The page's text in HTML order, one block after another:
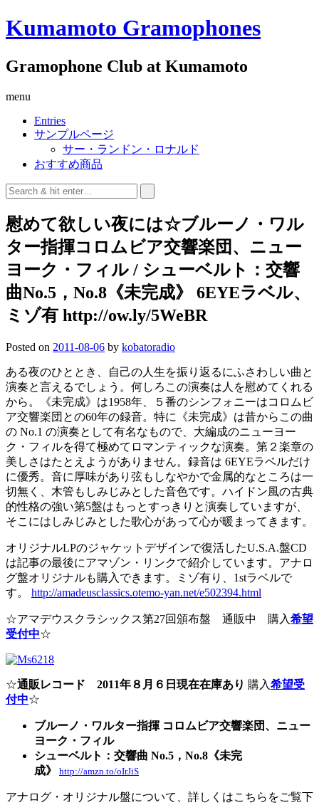
Kumamoto Gramophones
Gramophone Club at Kumamoto
menu
Entries
サンプルページ
サー・ランドン・ロナルド
おすすめ商品
慰めて欲しい夜には☆ブルーノ・ワル
ター指揮コロムビア交響楽団、ニュー
ヨーク・フィル / シューベルト：交響
曲No.5，No.8《未完成》 6EYEラベル、
ミゾ有 http://ow.ly/5WeBR
Posted on 2011-08-06 by kobatoradio
ある夜のひととき、自己の人生を振り返るにふさわしい曲と
演奏と言えるでしょう。何しろこの演奏は人を慰めてくれる
から。《未完成》は1958年、５番のシンフォニーはコロムビ
ア交響楽団との60年の録音。特に《未完成》は昔からこの曲
の No.1 の演奏として有名なもので、大編成のニューヨー
ク・フィルを得て極めてロマンティックな演奏。第２楽章の
美しさはたとえようがありません。録音は 6EYEラベルだけ
に優秀。音に厚味があり弦もしなやかで金属的なところは一
切無く、木管もしみじみとした音色です。ハイドン風の古典
的性格の強い第5盤はもっとすっきりと演奏していますが、
そこにはしみじみとした歌心があって心が暖まってきます。
オリジナルLPのジャケットデザインで復活したU.S.A.盤CD
は記事の最後にアマゾン・リンクで紹介しています。アナロ
グ盤オリジナルも購入できます。ミゾ有り、1stラベルで
す。 http://amadeusclassics.otemo-yan.net/e502394.html
☆アマデウスクラシックス第27回頒布盤 通販中 購入希望
受付中☆
☆通販レコード 2011年８月６日現在在庫あり 購入希望受
付中☆
ブルーノ・ワルター指揮 コロムビア交響楽団、ニュー
ヨーク・フィル
シューベルト：交響曲 No.5，No.8《未完
成》
http://amzn.to/oIrJiS
アナログ・オリジナル盤について、詳しくはこちらをご覧下